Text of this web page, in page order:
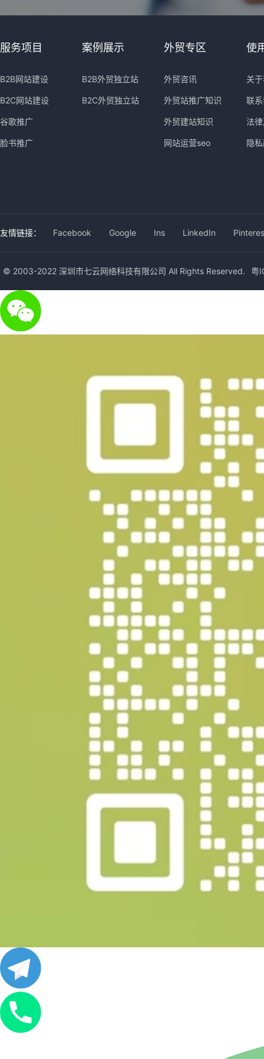
服务项目
B2B网站建设
B2C网站建设
谷歌推广
脸书推广
案例展示
B2B外贸独立站
B2C外贸独立站
外贸专区
外贸咨讯
外贸站推广知识
外贸建站知识
网站运营seo
使
关
联
法
隐
友情链接： Facebook Google Ins LinkedIn
© 2003-2022 深圳市七云网络科技有限公司 All Rights Reserved. 粤